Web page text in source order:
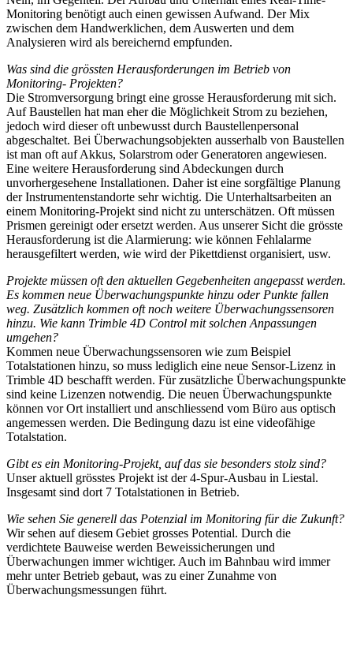
Monitoring benötigt auch einen gewissen Aufwand. Der Mix
zwischen dem Handwerklichen, dem Auswerten und dem
Analysieren wird als bereichernd empfunden.
Was sind die grössten Herausforderungen im Betrieb von
Monitoring- Projekten?
Die Stromversorgung bringt eine grosse Herausforderung mit sich.
Auf Baustellen hat man eher die Möglichkeit Strom zu beziehen,
jedoch wird dieser oft unbewusst durch Baustellenpersonal
abgeschaltet. Bei Überwachungsobjekten ausserhalb von Baustellen
ist man oft auf Akkus, Solarstrom oder Generatoren angewiesen.
Eine weitere Herausforderung sind Abdeckungen durch
unvorhergesehene Installationen. Daher ist eine sorgfältige Planung
der Instrumentenstandorte sehr wichtig. Die Unterhaltsarbeiten an
einem Monitoring-Projekt sind nicht zu unterschätzen. Oft müssen
Prismen gereinigt oder ersetzt werden. Aus unserer Sicht die grösste
Herausforderung ist die Alarmierung: wie können Fehlalarme
herausgefiltert werden, wie wird der Pikettdienst organisiert, usw.
Projekte müssen oft den aktuellen Gegebenheiten angepasst werden.
Es kommen neue Überwachungspunkte hinzu oder Punkte fallen
weg. Zusätzlich kommen oft noch weitere Überwachungssensoren
hinzu. Wie kann Trimble 4D Control mit solchen Anpassungen
umgehen?
Kommen neue Überwachungssensoren wie zum Beispiel
Totalstationen hinzu, so muss lediglich eine neue Sensor-Lizenz in
Trimble 4D beschafft werden. Für zusätzliche Überwachungspunkte
sind keine Lizenzen notwendig. Die neuen Überwachungspunkte
können vor Ort installiert und anschliessend vom Büro aus optisch
angemessen werden. Die Bedingung dazu ist eine videofähige
Totalstation.
Gibt es ein Monitoring-Projekt, auf das sie besonders stolz sind?
Unser aktuell grösstes Projekt ist der 4-Spur-Ausbau in Liestal.
Insgesamt sind dort 7 Totalstationen in Betrieb.
Wie sehen Sie generell das Potenzial im Monitoring für die Zukunft?
Wir sehen auf diesem Gebiet grosses Potential. Durch die
verdichtete Bauweise werden Beweissicherungen und
Überwachungen immer wichtiger. Auch im Bahnbau wird immer
mehr unter Betrieb gebaut, was zu einer Zunahme von
Überwachungsmessungen führt.